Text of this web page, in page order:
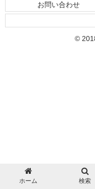
お問い合わせ
©
ホーム 検索